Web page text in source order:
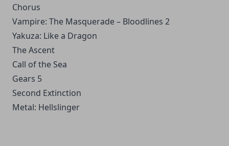
Chorus
Vampire: The Masquerade – Bloodlines 2
Yakuza: Like a Dragon
The Ascent
Call of the Sea
Gears 5
Second Extinction
Metal: Hellslinger